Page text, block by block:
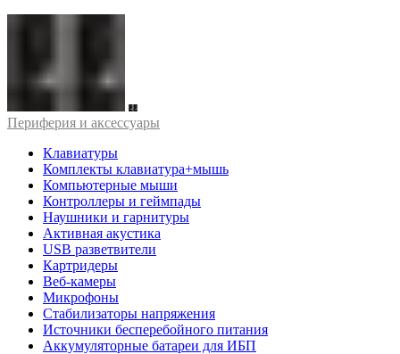
Периферия и аксессуары
Клавиатуры
Комплекты клавиатура+мышь
Компьютерные мыши
Контроллеры и геймпады
Наушники и гарнитуры
Активная акустика
USB разветвители
Картридеры
Веб-камеры
Микрофоны
Стабилизаторы напряжения
Источники бесперебойного питания
Аккумуляторные батареи для ИБП